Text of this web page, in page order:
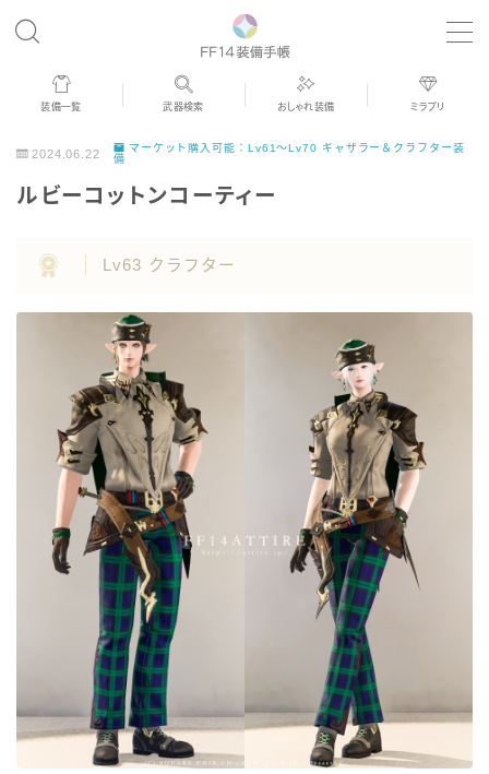
MENU
歴代ジョブAF
男女別デザイン
アネモス（染色可能紅蓮AF）
バイザー
ゴーグル
目隠し
口隠し
フルフェイス
頭装備ギミックあり
装備一覧 武器検索 おしゃれ装備 ミラプリ
2024.06.22
マーケット購入可能：Lv61～Lv70 ギャザラー＆クラフター装
備
ルビーコットンコーティー
Lv63 クラフター